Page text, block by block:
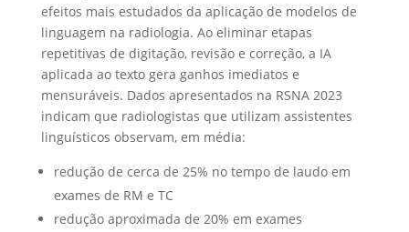
efeitos mais estudados da aplicação de modelos de
linguagem na radiologia. Ao eliminar etapas
repetitivas de digitação, revisão e correção, a IA
aplicada ao texto gera ganhos imediatos e
mensuráveis. Dados apresentados na RSNA 2023
indicam que radiologistas que utilizam assistentes
linguísticos observam, em média:
redução de cerca de 25% no tempo de laudo em
exames de RM e TC
redução aproximada de 20% em exames